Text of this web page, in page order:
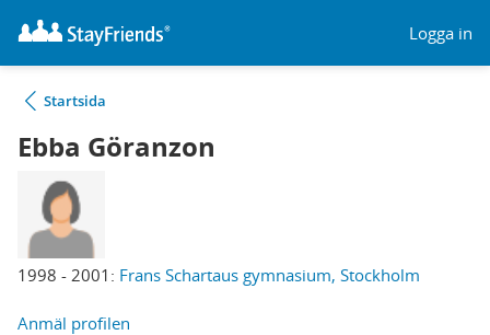
Logga in
Startsida
Ebba Göranzon
1998 - 2001: Frans Schartaus gymnasium, Stockholm
Anmäl profilen